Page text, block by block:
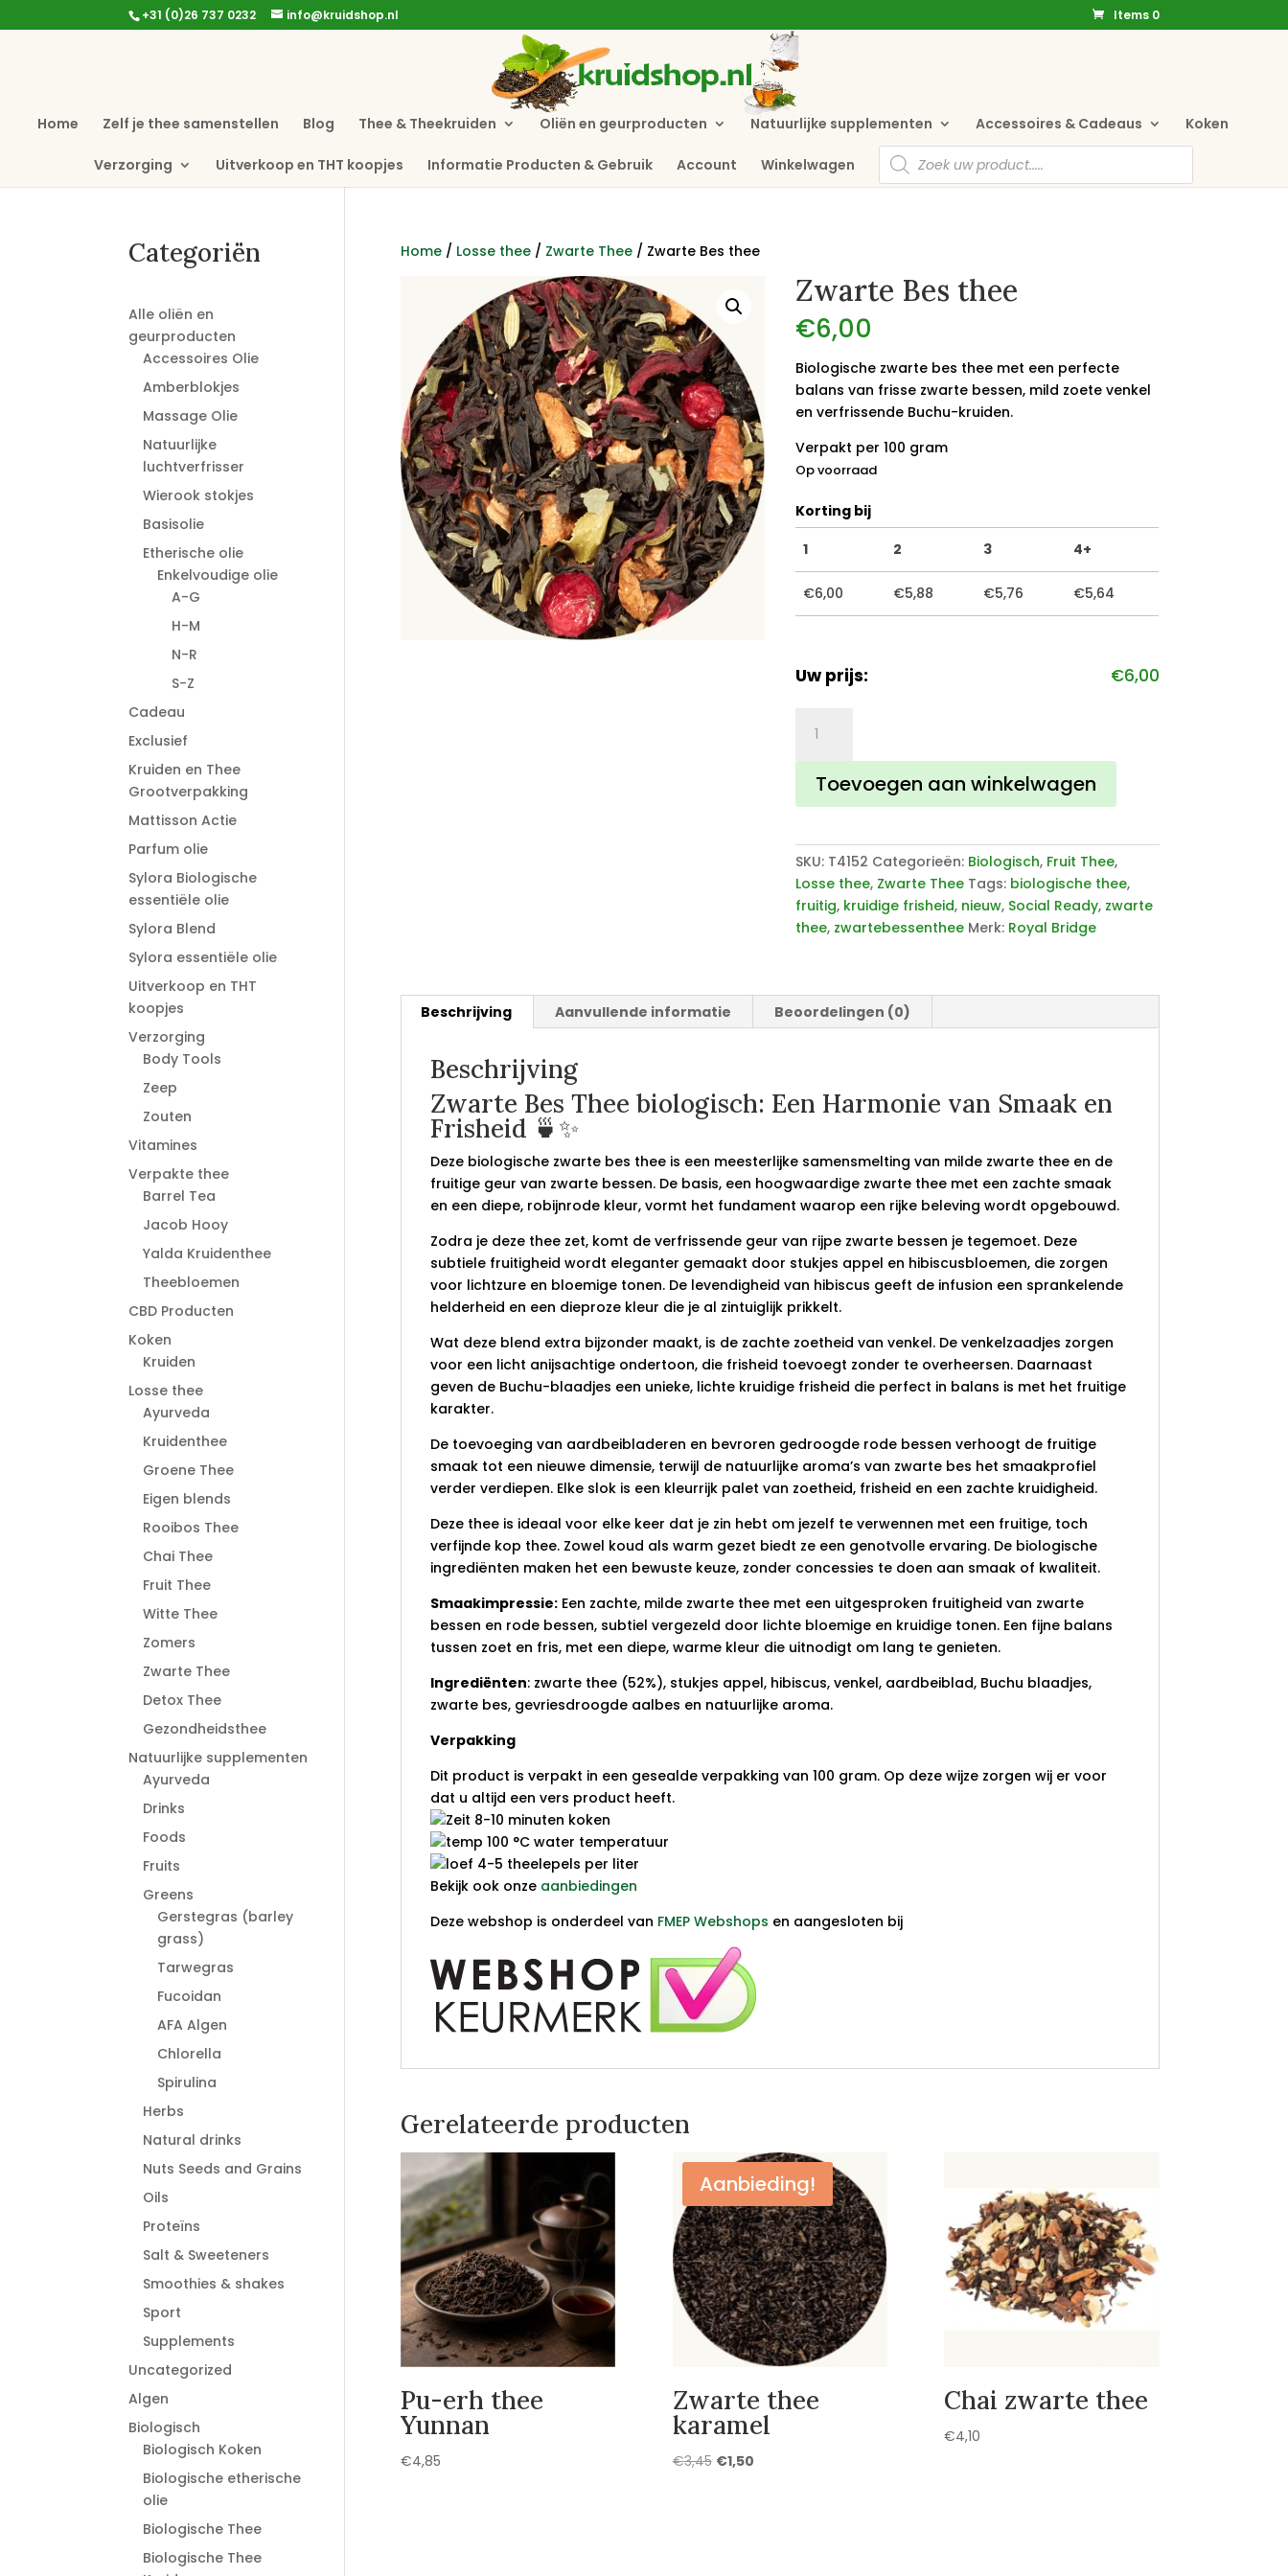
+31 (0)26 737 0232 info@kruidshop.nl Items 0
Home Zelf je thee samenstellen Blog Thee & Theekruiden Oliën en geurproducten Natuurlijke supplementen Accessoires & Cadeaus Koken
Verzorging Uitverkoop en THT koopjes Informatie Producten & Gebruik Account Winkelwagen
Producten
zoeken
Home/ Losse thee/ Zwarte Thee/ Zwarte Bes thee
Zwarte Bes thee
€6,00
Biologische zwarte bes thee met een perfecte
balans van frisse zwarte bessen, mild zoete venkel
en verfrissende Buchu-kruiden.
Verpakt per 100 gram
Op voorraad
Korting bij
1
2 3 4+
€6,00 €5,88 €5,76 €5,64
Uw prijs: €6,00
Bes
thee
aantal
Toevoegen aan winkelwagen
SKU: T4152 Categorieën: Biologisch, Fruit Thee,
Losse thee, Zwarte Thee Tags: biologische thee,
fruitig, kruidige frisheid, nieuw, Social Ready, zwarte
thee, zwartebessenthee Merk: Royal Bridge
Beschrijving Aanvullende informatie Beoordelingen (0)
Beschrijving
Zwarte Bes Thee biologisch: Een Harmonie van Smaak en
Frisheid 🍵✨
Deze biologische zwarte bes thee is een meesterlijke samensmelting van milde zwarte thee en de
fruitige geur van zwarte bessen. De basis, een hoogwaardige zwarte thee met een zachte smaak
en een diepe, robijnrode kleur, vormt het fundament waarop een rijke beleving wordt opgebouwd.
Zodra je deze thee zet, komt de verfrissende geur van rijpe zwarte bessen je tegemoet. Deze
subtiele fruitigheid wordt eleganter gemaakt door stukjes appel en hibiscusbloemen, die zorgen
voor lichtzure en bloemige tonen. De levendigheid van hibiscus geeft de infusion een sprankelende
helderheid en een dieproze kleur die je al zintuiglijk prikkelt.
Wat deze blend extra bijzonder maakt, is de zachte zoetheid van venkel. De venkelzaadjes zorgen
voor een licht anijsachtige ondertoon, die frisheid toevoegt zonder te overheersen. Daarnaast
geven de Buchu-blaadjes een unieke, lichte kruidige frisheid die perfect in balans is met het fruitige
karakter.
De toevoeging van aardbeibladeren en bevroren gedroogde rode bessen verhoogt de fruitige
smaak tot een nieuwe dimensie, terwijl de natuurlijke aroma’s van zwarte bes het smaakprofiel
verder verdiepen. Elke slok is een kleurrijk palet van zoetheid, frisheid en een zachte kruidigheid.
Deze thee is ideaal voor elke keer dat je zin hebt om jezelf te verwennen met een fruitige, toch
verfijnde kop thee. Zowel koud als warm gezet biedt ze een genotvolle ervaring. De biologische
ingrediënten maken het een bewuste keuze, zonder concessies te doen aan smaak of kwaliteit.
Smaakimpressie:Een zachte, milde zwarte thee met een uitgesproken fruitigheid van zwarte
bessen en rode bessen, subtiel vergezeld door lichte bloemige en kruidige tonen. Een fijne balans
tussen zoet en fris, met een diepe, warme kleur die uitnodigt om lang te genieten.
Ingrediënten: zwarte thee (52%), stukjes appel, hibiscus, venkel, aardbeiblad, Buchu blaadjes,
zwarte bes, gevriesdroogde aalbes en natuurlijke aroma.
Verpakking
Dit product is verpakt in een gesealde verpakking van 100 gram. Op deze wijze zorgen wij er voor
dat u altijd een vers product heeft.
8-10 minuten koken
100 °C water temperatuur
4-5 theelepels per liter
Bekijk ook onze aanbiedingen
Deze webshop is onderdeel van FMEP Webshops en aangesloten bij
Gerelateerde producten
Pu-erh thee
Yunnan
€4,85
Aanbieding!
Zwarte thee
karamel
€3,45 Oorspronkelijke
€1,50Huidige
Chai zwarte thee
€4,10
Categoriën
Alle oliën en
geurproducten
Accessoires Olie
Amberblokjes
Massage Olie
Natuurlijke
luchtverfrisser
Wierook stokjes
Basisolie
Etherische olie
Enkelvoudige olie
A-G
H-M
N-R
S-Z
Cadeau
Exclusief
Kruiden en Thee
Grootverpakking
Mattisson Actie
Parfum olie
Sylora Biologische
essentiële olie
Sylora Blend
Sylora essentiële olie
Uitverkoop en THT
koopjes
Verzorging
Body Tools
Zeep
Zouten
Vitamines
Verpakte thee
Barrel Tea
Jacob Hooy
Yalda Kruidenthee
Theebloemen
CBD Producten
Koken
Kruiden
Losse thee
Ayurveda
Kruidenthee
Groene Thee
Eigen blends
Rooibos Thee
Chai Thee
Fruit Thee
Witte Thee
Zomers
Zwarte Thee
Detox Thee
Gezondheidsthee
Natuurlijke supplementen
Ayurveda
Drinks
Foods
Fruits
Greens
Gerstegras (barley
grass)
Tarwegras
Fucoidan
AFA Algen
Chlorella
Spirulina
Herbs
Natural drinks
Nuts Seeds and Grains
Oils
Proteïns
Salt & Sweeteners
Smoothies & shakes
Sport
Supplements
Uncategorized
Algen
Biologisch
Biologisch Koken
Biologische etherische
olie
Biologische Thee
Biologische Thee